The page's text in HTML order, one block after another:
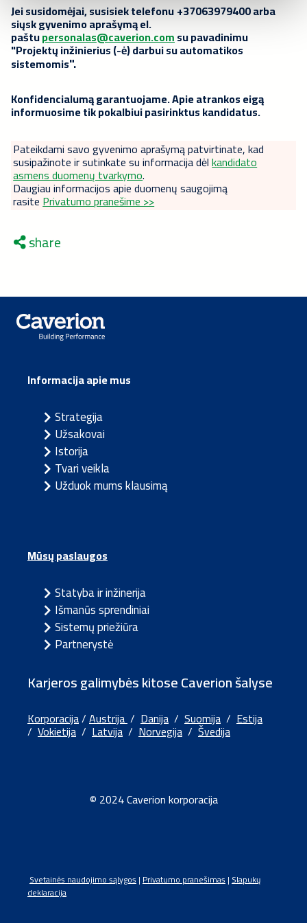
Jei susidomėjai, susisiektelefonu+37063979400 arba
siųsk gyvenimo aprašymą el.
paštupersonalas@caverion.comsu pavadinimu
"Projektų inžinierius (-ė) darbui su automatikos
sistemomis".
Konfidencialumą garantuojame. Apie atrankos eigą
informuosime tik pokalbiui pasirinktus kandidatus.
Pateikdami savo gyvenimo aprašymą patvirtinate, kad
susipažinote ir sutinkate su informacija dėlkandidato
asmens duomenų tvarkymo.
Daugiau informacijos apie duomenų saugojimą
rasitePrivatumo pranešime >>
share
Informacija apie mus
Strategija
Užsakovai
Istorija
Tvari veikla
Užduok mums klausimą
Mūsų paslaugos
Statyba ir inžinerija
Išmanūs sprendiniai
Sistemų priežiūra
Partnerystė
Karjeros galimybės kitose Caverion šalyse
Korporacija/Austrija/ Danija / Suomija / Estija
/ Vokietija / Latvija / Norvegija / Švedija
© 2024 Caverion korporacija
Svetainės naudojimo sąlygos|Privatumo pranešimas|Slapukų
deklaracija